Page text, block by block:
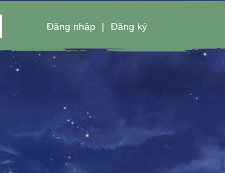
Đăng nhập | Đăng ký